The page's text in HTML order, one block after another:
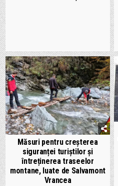
Măsuri pentru creșterea
siguranței turiștilor și
întreținerea traseelor
montane, luate de Salvamont
Vrancea